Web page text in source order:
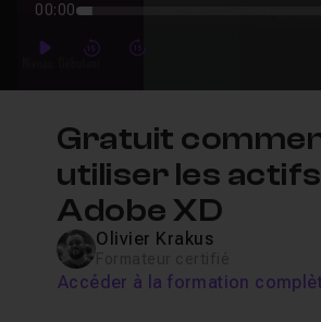
00:00
PlayForwardForward
Gratuit
utiliser les
Adobe XD
Olivier Krakus
Accéder à la formation